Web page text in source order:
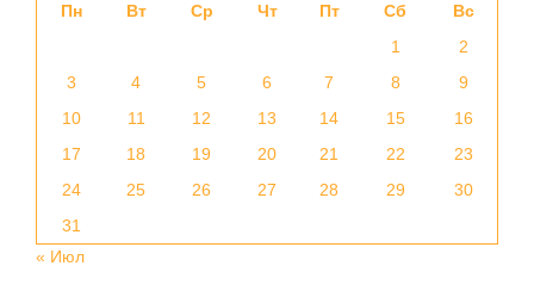
Пн Вт Ср Чт Пт Сб
Вс
1
2
3
4 5 6 7 8
9
10
11 12 13 14 15
16
17
18 19 20 21 22
23
24
25 26 27 28 29
30
31
« Июл